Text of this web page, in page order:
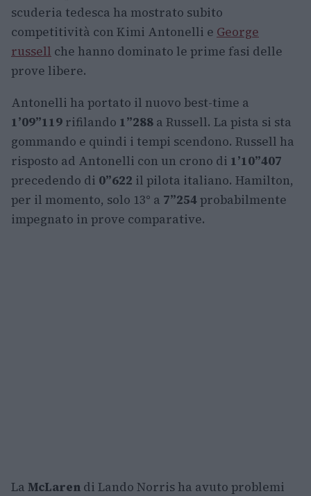
scuderia tedesca ha mostrato subito
competitività con Kimi Antonelli e George
russell che hanno dominato le prime fasi delle
prove libere.
Antonelli ha portato il nuovo best-time a
1’09”119 rifilando 1”288 a Russell. La pista si sta
gommando e quindi i tempi scendono. Russell ha
risposto ad Antonelli con un crono di 1’10”407
precedendo di 0”622 il pilota italiano. Hamilton,
per il momento, solo 13° a 7”254probabilmente
impegnato in prove comparative.
La McLaren di Lando Norris ha avuto problemi